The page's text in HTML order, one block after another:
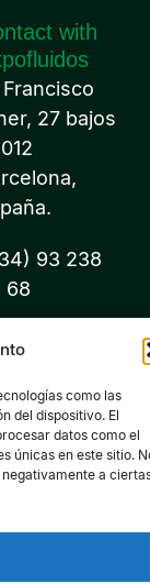
como las
del dispositivo. El
datos como el
únicas en este sitio.
a
with
Francisco
27 bajos
93 238
68
folio 22,